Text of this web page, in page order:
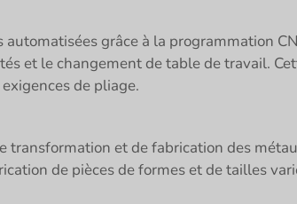
grâce à la programmation
et le changement de table de travail.
de pliage.
transformation et de fabrication des
de pièces de formes et de tailles